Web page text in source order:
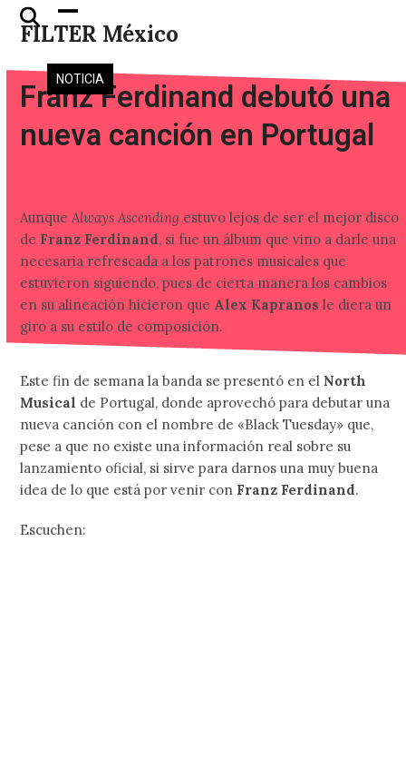
Skip
FILTER México
Open
mobile
menu
Close
mobile
menu
NOTICIA
Franz Ferdinand debutó una
nueva canción en Portugal
AunqueAlways Ascending estuvo lejos de ser el mejor disco
de Franz Ferdinand, si fue un álbum que vino a darle una
necesaria refrescada a los patrones musicales que
estuvieron siguiendo, pues de cierta manera los cambios
en su alineación hicieron que Alex Kapranosle diera un
giro a su estilo de composición.
Este fin de semana la banda se presentó en el North
Musical de Portugal, donde aprovechó para debutar una
nueva canción con el nombre de «Black Tuesday» que,
pese a que no existe una información real sobre su
lanzamiento oficial, si sirve para darnos una muy buena
idea de lo que está por venir con Franz Ferdinand.
Escuchen: